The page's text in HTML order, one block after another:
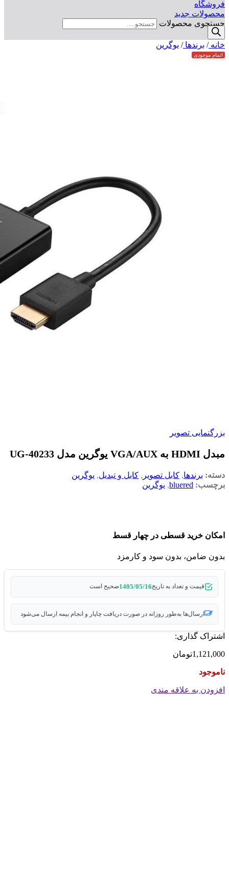
فروشگاه
محصولات جدید
جستجوی محصولات
خانه/ برندها/ یوگرین
اتمام موجودی
بزرگنمایی تصویر
مبدل HDMI به VGA/AUX یوگرین مدل UG-40233
دسته: برندها, کابل تصویر , کابل و تبدیل, یوگرین
برچسب: bluered
, یوگرین
امکان خرید قسطی در چهار قسط
بدون ضامن، بدون سود و کارمزد
قیمت و تعداد به تاریخ1405/05/16صحیح است
ارسال‌ها به‌طور روزانه در صورت دریافت چاپار و انجام بیمه ارسال می‌شود
اشتراک گذاری:
1,121,000تومان
ناموجود
افزودن به علاقه مندی